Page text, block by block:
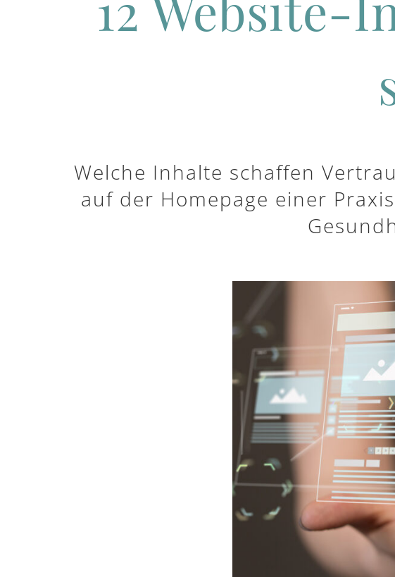
Welche Inhalte schaffen
auf der Homepage einer